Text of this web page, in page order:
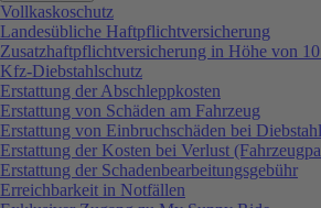
Vollkaskoschutz
Landesübliche Haftpflichtversicherung
Zusatzhaftpflichtversicherung in Höhe von
Kfz-Diebstahlschutz
Erstattung der Abschleppkosten
Erstattung von Schäden am Fahrzeug
Erstattung von Einbruchschäden bei Diebstahl
Erstattung der Kosten bei Verlust
Erstattung der Schadenbearbeitungsgebühr
Erreichbarkeit in Notfällen